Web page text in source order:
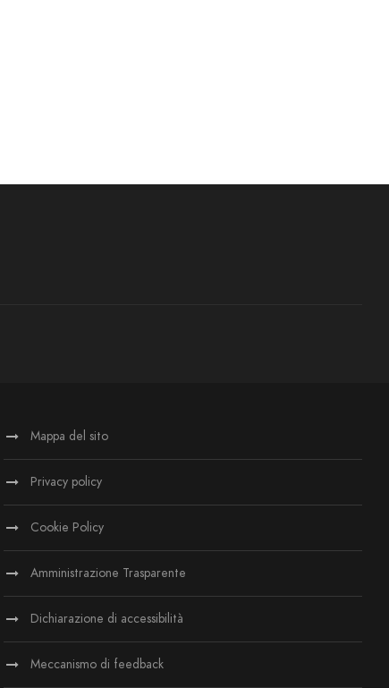
Mappa del sito
Privacy policy
Cookie Policy
Amministrazione Trasparente
Dichiarazione di accessibilità
Meccanismo di feedback